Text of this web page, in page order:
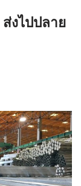
งไปปลาย